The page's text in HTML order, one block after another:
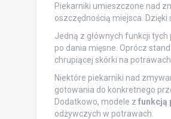
Piekarniki umieszczone nad
oszczędnością miejsca.
Jedną z głównych funkcji
po dania mięsne. Oprócz
chrupiącej skórki na
Niektóre piekarniki nad
gotowania do konkretnego
Dodatkowo, modele z funkcją
odżywczych w potrawach.